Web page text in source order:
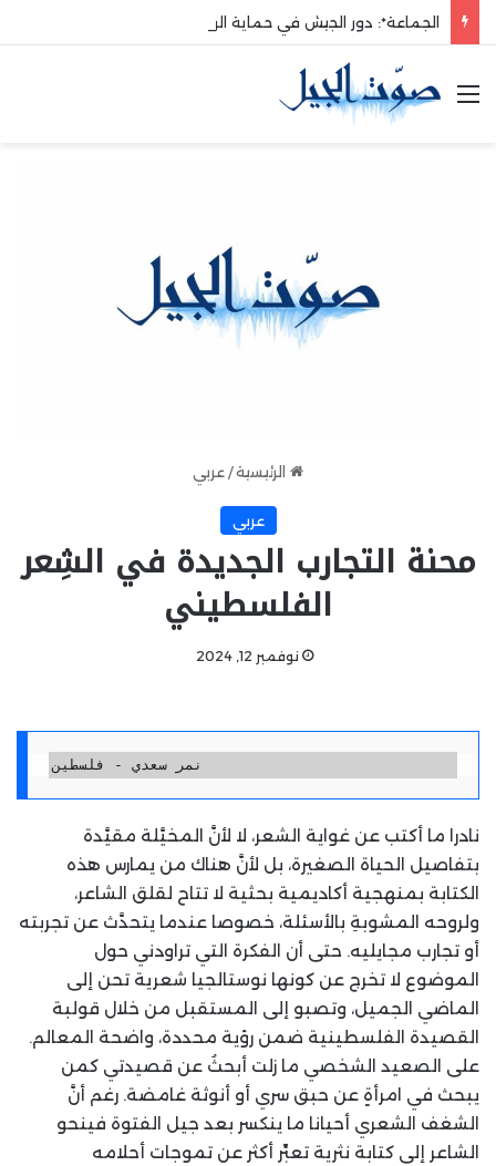
القائمة
الرئيسية/ عربي
عربي
محنة التجارب الجديدة في الشِعر
الفلسطيني
نوفمبر 12, 2024
نمر سعدي - فلسطين
نادرا ما أكتب عن غواية الشعر، لا لأنَّ المخيَّلة مقيَّدة
بتفاصيل الحياة الصغيرة، بل لأنَّ هناك من يمارس هذه
الكتابة بمنهجية أكاديمية بحثية لا تتاح لقلق الشاعر،
ولروحه المشوبةِ بالأسئلة، خصوصا عندما يتحدَّث عن تجربته
أو تجارب مجايليه. حتى أن الفكرة التي تراودني حول
الموضوع لا تخرج عن كونها نوستالجيا شعرية تحن إلى
الماضي الجميل، وتصبو إلى المستقبل من خلال قولبة
القصيدة الفلسطينية ضمن رؤية محددة، واضحة المعالم.
على الصعيد الشخصي ما زلت أبحثُ عن قصيدتي كمن
يبحث في امرأةٍ عن حبق سري أو أنوثة غامضة. رغم أنَّ
الشغف الشعري أحيانا ما ينكسر بعد جيل الفتوة فينحو
الشاعر إلى كتابة نثرية تعبِّر أكثر عن تموجات أحلامه